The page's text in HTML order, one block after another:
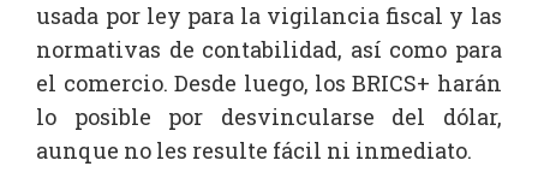
usada por ley para la vigilancia fiscal y las
normativas de contabilidad, así como para
el comercio. Desde luego, los BRICS+ harán
lo posible por desvincularse del dólar,
aunque no les resulte fácil ni inmediato.